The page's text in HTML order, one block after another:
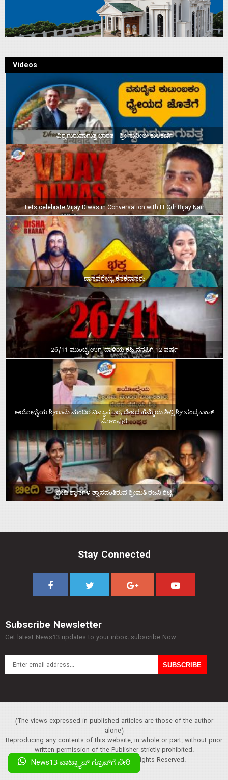
News13 ವಾಟ್ಸ್ಯಾಪ್‌ ಗ್ರೂಪ್‌ಗೆ ಸೇರಿ
Videos
ವಿಶ್ವಗುರುವಾಗುತ್ತ ಭಾರತ – ಶ್ರೀ ಸುನೀಲ್‌ ಕುಲಕರ್ಣಿ
Lets celebrate Vijay Diwas in Conversation with Lt Cdr Bijay Nair
ದಾಸವರೇಣ್ಯ ಕನಕದಾಸರು
26/11 ಮುಂಬೈ ಉಗ್ರ ದಾಳಿಯ ಕಹಿ ನೆನಪಿಗೆ 12 ವರ್ಷ
ಅಯೋಧ್ಯೆಯ ಶ್ರೀರಾಮ ಮಂದಿರ ವಿನ್ಯಾಸಕಾರ, ದೇಶದ ಹೆಮ್ಮೆಯ ಶಿಲ್ಪಿ ಶ್ರೀ ಚಂದ್ರಕಾಂತ್‌
ಸೋಂಪುರ
ಬೀದಿ ಶ್ವಾನಗಳ ಶ್ವಾಸದಂತಿರುವ ಶ್ರೀಮತಿ ರಜನಿ ಶೆಟ್ಟಿ
Stay Connected
Subscribe Newsletter
Get latest News13 updates to your inbox. subscribe Now
(The views expressed in published articles are those of the author
alone)
Reproducing any contents of this website, in whole or part, without prior
written permission of the Publisher strictly prohibited.
Copyright :© 2013 News13. All Rights Reserved.